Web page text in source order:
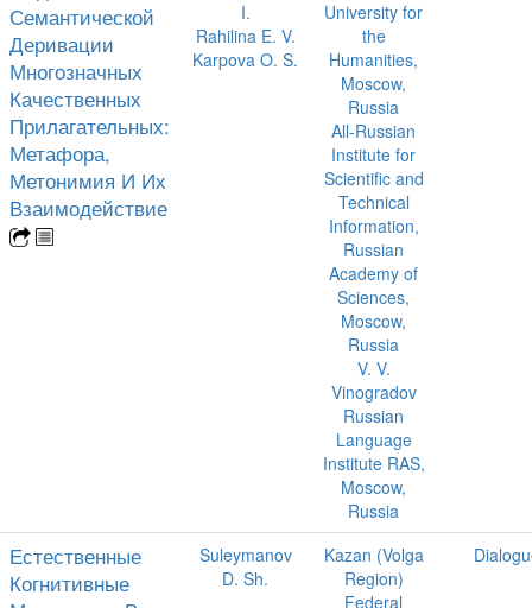
Семантической
Деривации
Многозначных
Качественных
Прилагательных:
Метафора,
Метонимия И Их
Взаимодействие
I.
Rahilina E. V.
Karpova O. S.
University for
the
Humanities,
Moscow,
Russia
All-Russian
Institute for
Scientific and
Technical
Information,
Russian
Academy of
Sciences,
Moscow,
Russia
V. V.
Vinogradov
Russian
Language
Institute RAS,
Moscow,
Russia
Естественные
Когнитивные
Suleymanov
D. Sh.
Kazan (Volga
Region)
Federal